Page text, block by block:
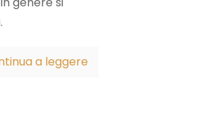
a leggere